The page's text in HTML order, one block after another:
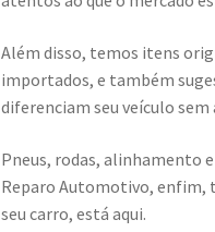
Além disso, temos itens
importados, e também
diferenciam seu veículo
Pneus, rodas, alinhamento
Reparo Automotivo, enfim,
seu carro, está aqui.